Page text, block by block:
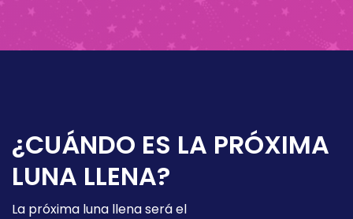
¿CUÁNDO ES LA PRÓXIMA
LUNA LLENA?
La próxima luna llena será el